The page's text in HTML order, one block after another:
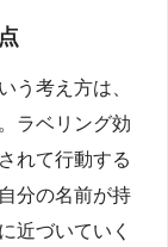
う考え方は、
ラベリング効
れて行動する
分の名前が持
近づいていく